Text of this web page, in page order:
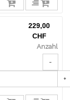
229,00
CHF
Anzahl
-
+